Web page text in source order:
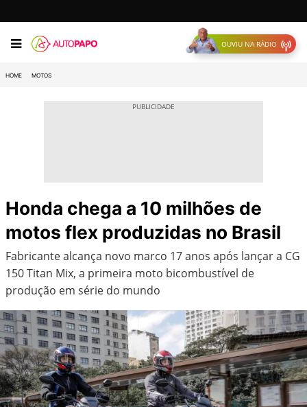
OUVIU NA RÁDIO
HOME MOTOS
Honda chega a 10 milhões de
motos flex produzidas no Brasil
Fabricante alcança novo marco 17 anos após lançar a CG
150 Titan Mix, a primeira moto bicombustível de
produção em série do mundo